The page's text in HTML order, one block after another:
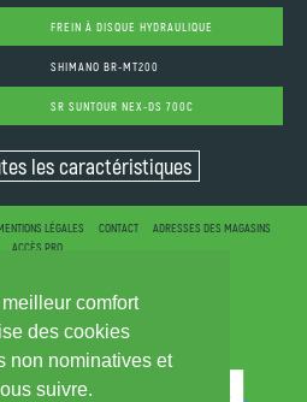
comfort
des cookies
non nominatives et
suivre.
FREIN À DISQUE HYDRAULIQUE
SHIMANO BR-MT200
SR SUNTOUR NEX-DS 700C
les caractéristiques
LÉGALES CONTACT
ADRESSES DES MAGASINS
ACCÈS PRO